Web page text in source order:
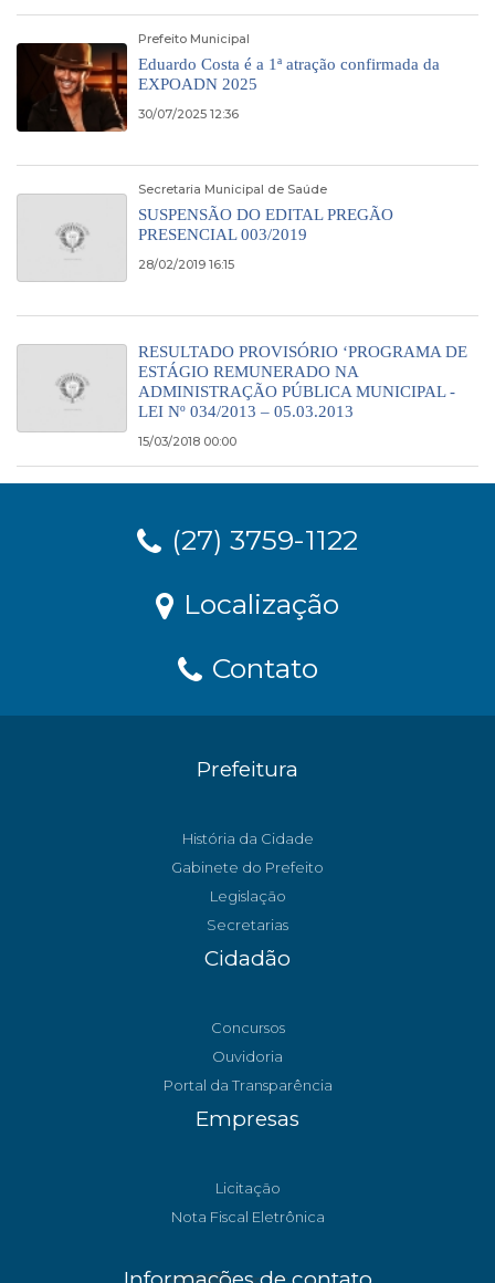
Prefeito Municipal
Eduardo Costa é a 1ª atração confirmada da
EXPOADN 2025
30/07/2025 12:36
Secretaria Municipal de Saúde
SUSPENSÃO DO EDITAL PREGÃO
PRESENCIAL 003/2019
28/02/2019 16:15
RESULTADO PROVISÓRIO ‘PROGRAMA DE
ESTÁGIO REMUNERADO NA
ADMINISTRAÇÃO PÚBLICA MUNICIPAL -
LEI Nº 034/2013 – 05.03.2013
15/03/2018 00:00
(27) 3759-1122
Localização
Contato
Prefeitura
História da Cidade
Gabinete do Prefeito
Legislação
Secretarias
Cidadão
Concursos
Ouvidoria
Portal da Transparência
Empresas
Licitação
Nota Fiscal Eletrônica